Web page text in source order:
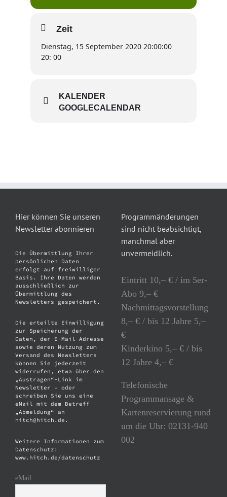
Zeit
Dienstag, 15 September 2020 20:00:00
20: 00
KALENDER
GOOGLECALENDAR
Hier können Sie unseren
Newsletter abonnieren
Die Übermittlung Ihrer
persönlichen Daten
erfolgt auf freiwilliger
Basis. Ihre Daten werden
ausschließlich zur
Übermittlung des
Newsletters gespeichert.
Die erteilte Einwilligung
zur Speicherung der
Daten, der E-Mail-Adresse
sowie deren Nutzung zum
Versand des Newsletters
können Sie jederzeit
widerrufen, etwa über den
„Austragen“-Link im
Newsletter – oder
schreiben Sie uns eine
eMail mit dem Betreff
„Abmeldung“ an
hitch@hitch.de.
Weitere Informationen zum
Datenschutz:
www.hitch.de/datenschutz
eMail
Programmänderungen
sind nicht beabsichtigt,
manchmal aber
unvermeidlich.
Eintritt 10,– € / im 5er-
Abo 9,– €
Nachmittagsvorstellung
8,– € / bis 12 Jahre 5,–
€
Kinderkino 5,– € / bis
12 Jahre 4,– €
Telefonische
Programmansage &
Kartenreservierung rund
um die Uhr: 02131-940
002